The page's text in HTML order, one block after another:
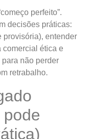
perfeito”.
decisões práticas:
provisória), entender
comercial ética e
não perder
retrabalho.